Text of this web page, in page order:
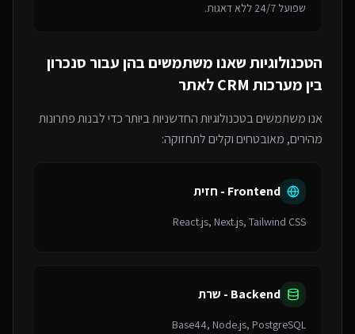
שפועל 24/7 ללא דאגות.
הטכנולוגיות שאנו משתמשים בהן עבור סנכרון
בין מערכות CRM לאתר
אנו משתמשים בטכנולוגיות החדשניות ביותר כדי לבנות פתרונות
מהירים, מאובטחים וקלים לתחזוקה:
Frontend - חזית
React.js, Next.js, Tailwind CSS
Backend - שרת
Base44, Node.js, PostgreSQL